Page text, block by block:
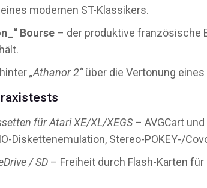
modernen ST-Klassikers.
Bourse – der produktive französische
„Athanor 2“über die Vertonung
für Atari XE/XL/XEGS– AVGCart
Diskettenemulation, Stereo-POKEY-/
/ SD – Freiheit durch Flash-Karten